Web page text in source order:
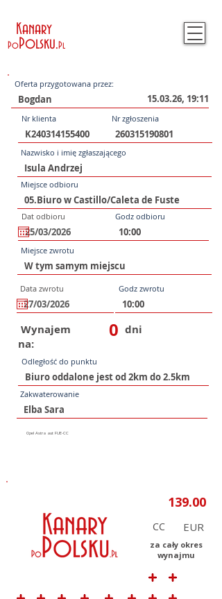
Kanary
PoPolsku.Pl
Oferta przygotowana przez:
15.03.26, 19:11
Nr klienta Nr zgłoszenia
Nazwisko i imię zgłaszającego
Miejsce odbioru
Dat odbioru Godz odbioru
Miejsce zwrotu
Data zwrotu Godz zwrotu
Wynajem
na:
0 dni
Odległość do punktu
Zakwaterowanie
CC
za cały okres
wynajmu